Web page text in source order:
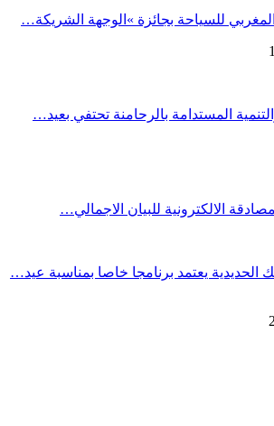
للسياحة بجائزة »الوجهة الشريكة…
المستدامة بالرحامنة تحتفي بعيد…
الالكترونية للبيان الاجمالي…
الحديدية يعتمد برنامجا خاصا بمناسبة عيد…